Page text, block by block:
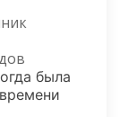
была